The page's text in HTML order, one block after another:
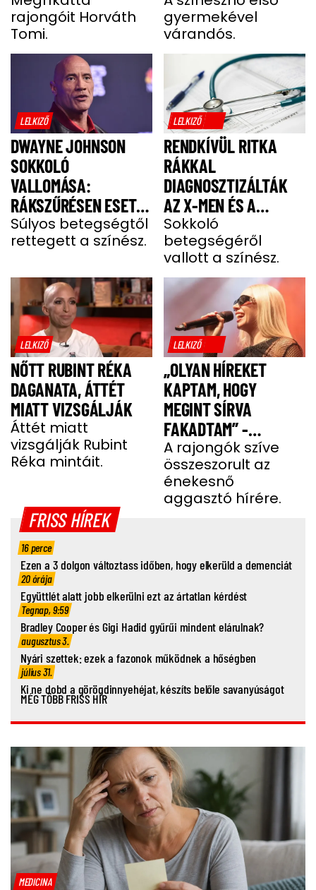
ALEXNEK
rajongóit Horváth
Tomi.
gyermekével
várandós.
LELKIZŐ
DWAYNE JOHNSON
SOKKOLÓ
VALLOMÁSA:
RÁKSZŰRÉSEN ESETT
ÁT A SZÍNÉSZ EGY
FÁJDALMAS CSOMÓ
Súlyos betegségtől
rettegett a színész.
LELKIZŐ
RENDKÍVÜL RITKA
RÁKKAL
DIAGNOSZTIZÁLTÁK
AZ X-MEN ÉS A
DEADPOOL SZTÁRJÁT
Sokkoló
betegségéről
vallott a színész.
LELKIZŐ
NŐTT RUBINT RÉKA
DAGANATA, ÁTTÉT
MIATT VIZSGÁLJÁK
Áttét miatt
vizsgálják Rubint
Réka mintáit.
LELKIZŐ
„OLYAN HÍREKET
KAPTAM, HOGY
MEGINT SÍRVA
FAKADTAM” -
TELJESEN ÖSSZETÖRT
MISS MOOD
A rajongók szíve
összeszorult az
énekesnő
aggasztó hírére.
FRISS HÍREK
16 perce
Ezen a 3 dolgon változtass időben, hogy elkerüld a demenciát
20 órája
Együttlét alatt jobb elkerülni ezt az ártatlan kérdést
Tegnap, 9:59
Bradley Cooper és Gigi Hadid gyűrűi mindent elárulnak?
augusztus 3.
Nyári szettek: ezek a fazonok működnek a hőségben
július 31.
Ki ne dobd a görögdinnyehéjat, készíts belőle savanyúságot
MÉG TÖBB FRISS HÍR
MEDICINA